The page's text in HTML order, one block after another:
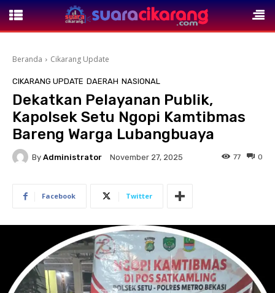
Beranda Cikarang Update
CIKARANG UPDATE DAERAH NASIONAL
Dekatkan Pelayanan Publik,
Kapolsek Setu Ngopi Kamtibmas
Bareng Warga Lubangbuaya
By Administrator November 27, 2025 0
77
Facebook Twitter